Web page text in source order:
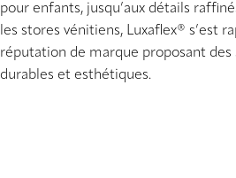
pour enfants, jusqu’aux détails
les stores vénitiens, Luxaflex® s’est
réputation de marque proposant
durables et esthétiques.